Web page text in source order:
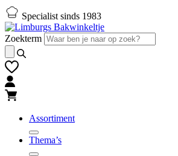
Naar
hoofd-
inhoud
gaan
Naar
footer
gaan
Specialist sinds 1983
Zoekterm
Assortiment
Thema’s